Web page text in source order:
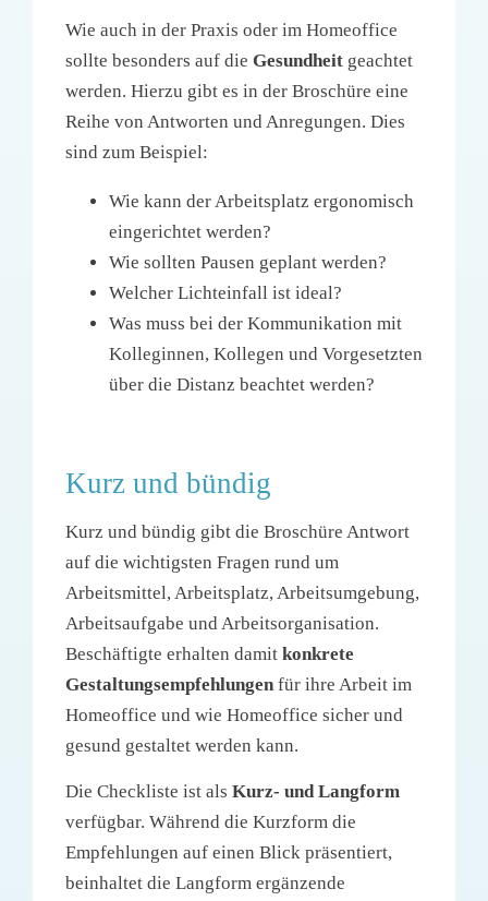
Wie auch in der Praxis oder im Homeoffice
sollte besonders auf die Gesundheit geachtet
werden. Hierzu gibt es in der Broschüre eine
Reihe von Antworten und Anregungen. Dies
sind zum Beispiel:
Wie kann der Arbeitsplatz ergonomisch
eingerichtet werden?
Wie sollten Pausen geplant werden?
Welcher Lichteinfall ist ideal?
Was muss bei der Kommunikation mit
Kolleginnen, Kollegen und Vorgesetzten
über die Distanz beachtet werden?
Kurz und bündig
Kurz und bündig gibt die Broschüre Antwort
auf die wichtigsten Fragen rund um
Arbeitsmittel, Arbeitsplatz, Arbeitsumgebung,
Arbeitsaufgabe und Arbeitsorganisation.
Beschäftigte erhalten damit konkrete
Gestaltungsempfehlungenfür ihre Arbeit im
Homeoffice und wie Homeoffice sicher und
gesund gestaltet werden kann.
Die Checkliste ist als Kurz- und Langform
verfügbar. Während die Kurzform die
Empfehlungen auf einen Blick präsentiert,
beinhaltet die Langform ergänzende